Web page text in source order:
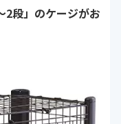
2段」のケージがお